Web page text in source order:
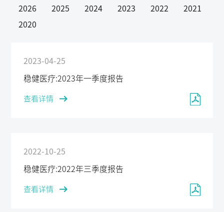
2026 2025 2024 2023 2022
2021
2020
2023-04-25
稳健医疗:2023年一季度报告
查看详情
2022-10-25
稳健医疗:2022年三季度报告
查看详情